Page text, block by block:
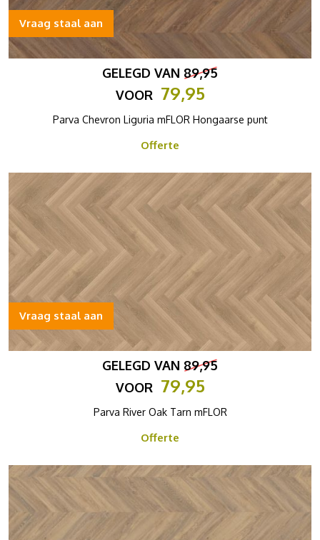
GELEGD VAN 89,95
VOOR 79,95
Parva Chevron Liguria mFLOR Hongaarse punt
Offerte
Vraag staal aan
GELEGD VAN 89,95
VOOR 79,95
Parva River Oak Tarn mFLOR
Offerte
Vraag staal aan